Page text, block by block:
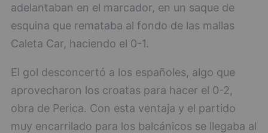
adelantaban en el marcador, en un saque de
esquina que remataba al fondo de las mallas
Caleta Car, haciendo el 0-1.
El gol desconcertó a los españoles, algo que
aprovecharon los croatas para hacer el 0-2,
obra de Perica. Con esta ventaja y el partido
muy encarrilado para los balcánicos se llegaba al